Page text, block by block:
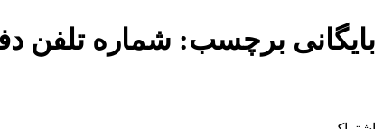
بایگانی برچسب: شماره تلفن